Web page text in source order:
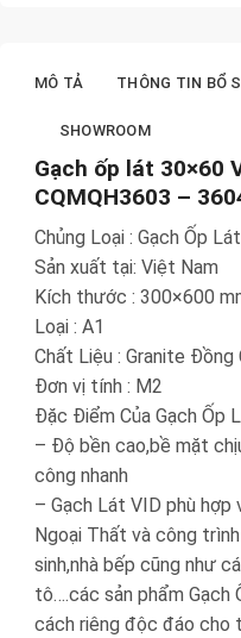
MÔ TẢ THÔNG TIN BỔ
SHOWROOM
Gạch ốp lát 30×60
CQMQH3603 –
Chủng Loại : Gạch Ốp
Sản xuất tại: Việt Nam
Kích thước : 300×600
Loại : A1
Chất Liệu : Granite
Đơn vị tính : M2
Đặc Điểm Của Gạch Ốp
– Độ bền cao,bề mặt
công nhanh
– Gạch Lát VID phù
Ngoại Thất và công
sinh,nhà bếp cũng như
tô….các sản phẩm Gạch
cách riêng độc đáo cho